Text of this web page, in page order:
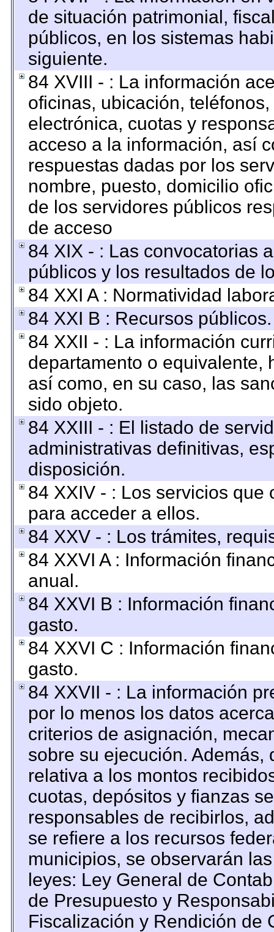
de situación patrimonial,
públicos, en los sistemas
siguiente.
84 XVIII - : La información
oficinas, ubicación,
electrónica, cuotas y
acceso a la información, así
respuestas dadas por los
nombre, puesto, domicilio
de los servidores públicos
de acceso
84 XIX - : Las convocatorias
públicos y los resultados de
84 XXI A : Normatividad
84 XXI B : Recursos públicos.
84 XXII - : La información
departamento o equivalente,
así como, en su caso, las
sido objeto.
84 XXIII - : El listado de
administrativas definitivas,
disposición.
84 XXIV - : Los servicios
para acceder a ellos.
84 XXV - : Los trámites,
84 XXVI A : Información
anual.
84 XXVI B : Información
gasto.
84 XXVI C : Información
gasto.
84 XXVII - : La información
por lo menos los datos
criterios de asignación,
sobre su ejecución.
relativa a los montos
cuotas, depósitos y fianzas
responsables de recibirlos,
se refiere a los recursos
municipios, se observarán
leyes: Ley General de
de Presupuesto y
Fiscalización y Rendición de